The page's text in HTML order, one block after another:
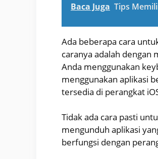
Baca Juga Tips
Ada beberapa cara
caranya adalah dengan
Anda menggunakan
menggunakan aplikasi
tersedia di perangkat
Tidak ada cara pasti
mengunduh aplikasi
berfungsi dengan